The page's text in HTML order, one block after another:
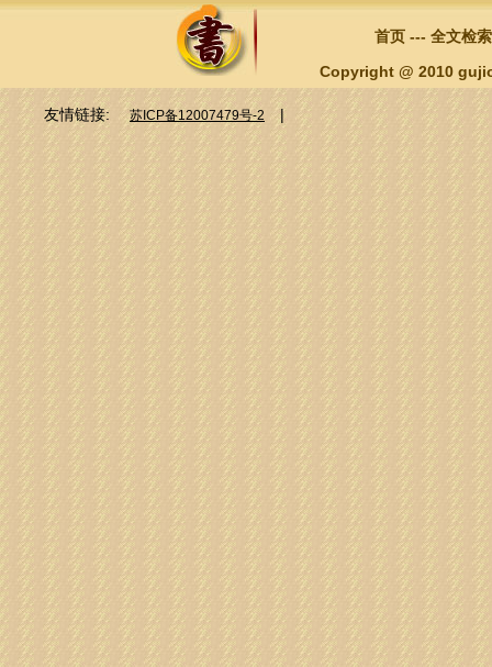
首页 --- 全文检索
Copyright @ 2010
友情链接:苏ICP备12007479号-2 |